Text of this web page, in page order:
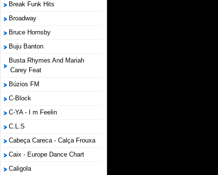
Break Funk Hits
Broadway
Bruce Hornsby
Buju Banton
Busta Rhymes And Mariah
Carey Feat
Búzios FM
C-Block
C-YA - I m Feelin
C.L.S
Cabeça Careca - Calça Frouxa
Caix - Europe Dance Chart
Caligola